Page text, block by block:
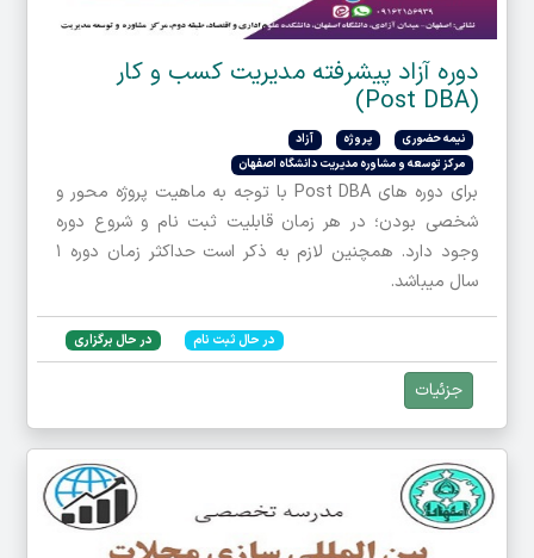
دوره آزاد پیشرفته مدیریت کسب و کار
(Post DBA)
نیمه حضوری پروژه
آزاد
مرکز توسعه و مشاوره مدیریت دانشگاه اصفهان
برای دوره های Post DBA با توجه به ماهیت پروژه محور و
شخصی بودن؛ در هر زمان قابلیت ثبت نام و شروع دوره
وجود دارد. همچنین لازم به ذکر است حداکثر زمان دوره ۱
سال میباشد.
در حال ثبت نام در حال برگزاری
جزئیات